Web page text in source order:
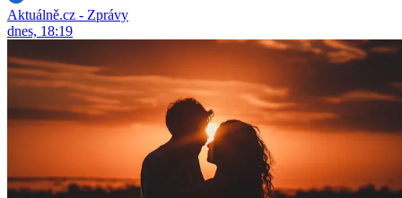
Aktuálně.cz - Zprávy
dnes, 18:19